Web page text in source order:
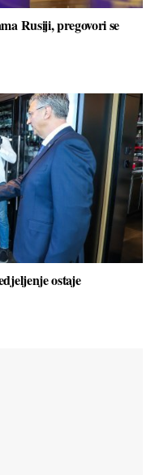
Rusiji, pregovori se
ostaje